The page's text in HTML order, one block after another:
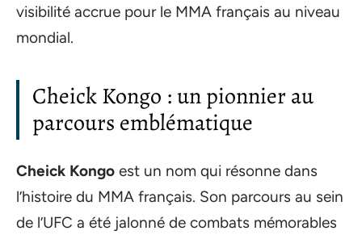
visibilité accrue pour le MMA français au niveau
mondial.
Cheick Kongo : un pionnier au
parcours emblématique
Cheick Kongo est un nom qui résonne dans
l’histoire du MMA français. Son parcours au sein
de l’UFC a été jalonné de combats mémorables